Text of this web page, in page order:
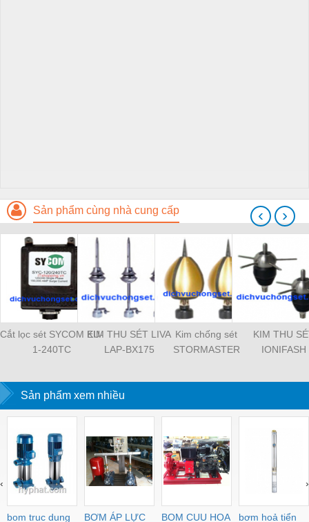
Sản phẩm cùng nhà cung cấp
Cắt lọc sét SYCOM EU-
1-240TC
KIM THU SÉT LIVA
LAP-BX175
Kim chống sét
STORMASTER
KIM THU
IONIFASH
‹ ›
Sản phẩm xem nhiều
bom truc dung
BƠM ÁP LỰC
BOM CUU HOA
bơm hoả tiển
‹ ›